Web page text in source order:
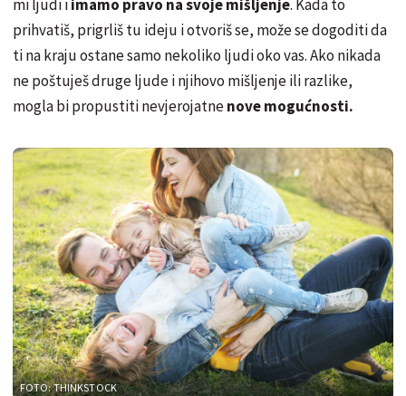
mi ljudi iimamo pravo na svoje mišljenje. Kada to
prihvatiš, prigrliš tu ideju i otvoriš se, može se dogoditi da
ti na kraju ostane samo nekoliko ljudi oko vas. Ako nikada
ne poštuješ druge ljude i njihovo mišljenje ili razlike,
mogla bi propustiti nevjerojatnenove mogućnosti.
FOTO: THINKSTOCK